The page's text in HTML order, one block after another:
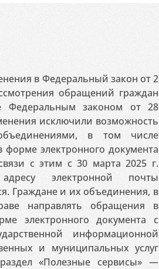
в Федеральный закон от 2
обращений граждан
Федеральным законом от 28
исключили возможность
в том числе
электронного документа
с этим с 30 марта 2025 г.
электронной почты
Граждане и их объединения, в
направлять обращения в
электронного документа с
информационной
и муниципальных услуг
«Полезные сервисы» —